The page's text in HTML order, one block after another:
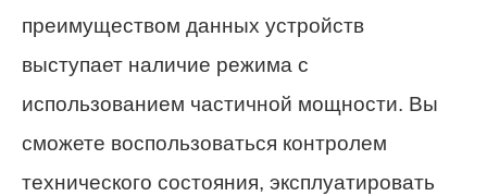
преимуществом данных устройств
выступает наличие режима с
использованием частичной мощности. Вы
сможете воспользоваться контролем
технического состояния, эксплуатировать